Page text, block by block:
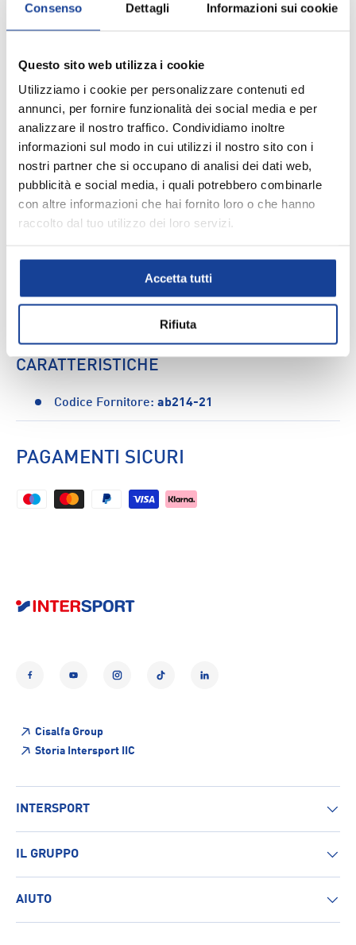
Consenso Dettagli Informazioni sui cookie
Questo sito web utilizza i cookie
Utilizziamo i cookie per personalizzare contenuti ed
annunci, per fornire funzionalità dei social media e per
analizzare il nostro traffico. Condividiamo inoltre
informazioni sul modo in cui utilizzi il nostro sito con i
nostri partner che si occupano di analisi dei dati web,
pubblicità e social media, i quali potrebbero combinarle
con altre informazioni che hai fornito loro o che hanno
raccolto dal tuo utilizzo dei loro servizi.
Accetta tutti
Rifiuta
-
+ AGGIUNGI AL CARRELLO
Aggiungi ai Preferiti
Spedizione e consegna
DESCRIZIONE
Completo Leone Boxe Double Face M - Uomo
CARATTERISTICHE
Codice Fornitore: ab214-21
PAGAMENTI SICURI
YouTubeInstagramTikTok LinkedIn
Cisalfa Group
Storia Intersport IIC
INTERSPORT
IL GRUPPO
AIUTO